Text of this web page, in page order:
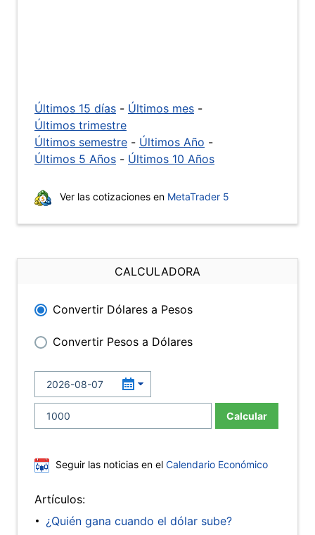
Últimos 15 días - Últimos mes -
Últimos trimestre
Últimos semestre - Últimos Año -
Últimos 5 Años - Últimos 10 Años
Ver las cotizaciones en MetaTrader 5
CALCULADORA
Convertir Dólares a Pesos
Convertir Pesos a Dólares
Calcular
Seguir las noticias en el Calendario Económico
Artículos:
¿Quién gana cuando el dólar sube?